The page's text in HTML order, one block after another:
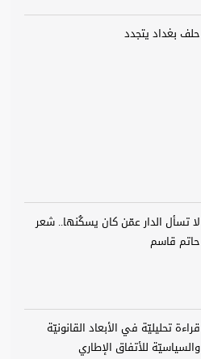
حلف بغداد يتجدد
لا تسأل الدار عمّن كان يسكُنها.. شعر
حاتم قاسم
قراءة تحليليّة في الأبعاد القانونيّة
والسياسيّة للأتفاق الإطاري